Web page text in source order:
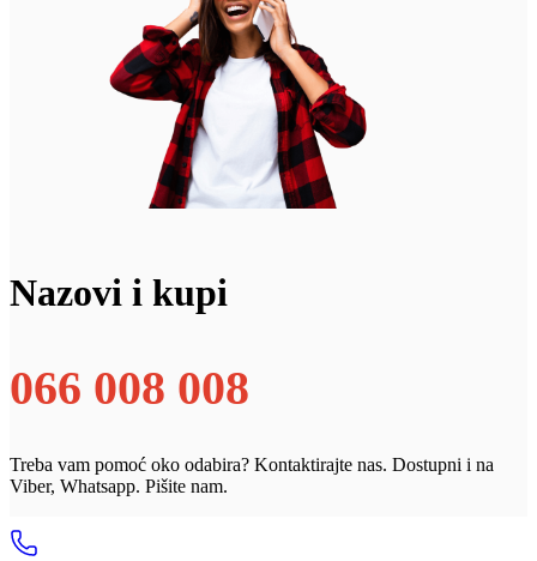
Nazovi i kupi
066 008 008
Treba vam pomoć oko odabira? Kontaktirajte nas. Dostupni i na
Viber, Whatsapp. Pišite nam.